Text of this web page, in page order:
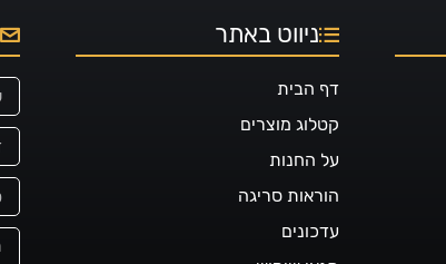
ניווט באתר
דף הבית
קטלוג מוצרים
על החנות
הוראות סריגה
עדכונים